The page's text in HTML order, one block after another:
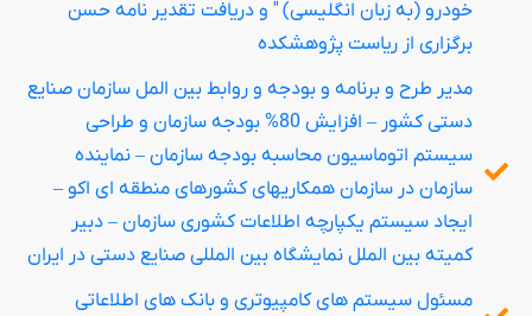
خودرو (به زبان انگلیسی) " و دریافت تقدیر نامه حسن
برگزاری از ریاست پژوهشکده
مدیر طرح و برنامه و بودجه و روابط بین المل سازمان صنایع
دستی کشور – افزایش 80% بودجه سازمان و طراحی
سیستم اتوماسیون محاسبه بودجه سازمان – نماینده
سازمان در سازمان همکاریهای کشورهای منطقه ای اکو –
ایجاد سیستم یکپارچه اطلاعات کشوری سازمان – دبیر
کمیته بین الملل نمایشگاه بین المللی صنایع دستی در ایران
مسئول سیستم های کامپیوتری و بانک های اطلاعاتی